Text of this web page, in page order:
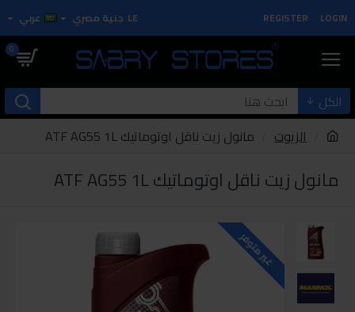
LOGIN
REGISTER
LE جنية مصري عربي
0
الكل
الزيوت
مانول زيت ناقل اوتوماتيك ATF AG55 1L
مانول زيت ناقل اوتوماتيك ATF AG55 1L
غير متوفر